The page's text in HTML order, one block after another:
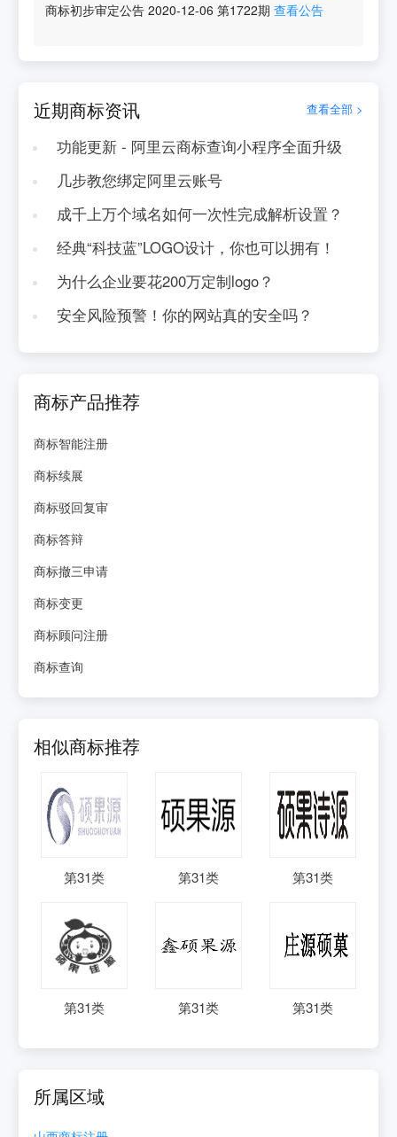
商标初步审定公告 2020-12-06 第1722期 查看公告
近期商标资讯 查看全部 >
功能更新 - 阿里云商标查询小程序全面升级
几步教您绑定阿里云账号
成千上万个域名如何一次性完成解析设置？
经典“科技蓝”LOGO设计，你也可以拥有！
为什么企业要花200万定制logo？
安全风险预警！你的网站真的安全吗？
商标产品推荐
商标智能注册
商标续展
商标驳回复审
商标答辩
商标撤三申请
商标变更
商标顾问注册
商标查询
相似商标推荐
第31类 第31类 第31类
第31类 第31类 第31类
所属区域